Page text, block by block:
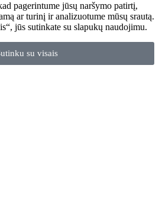
pagerintume jūsų naršymo patirtį,
ar turinį ir analizuotume mūsų srautą.
jūs sutinkate su slapukų naudojimu.
su visais